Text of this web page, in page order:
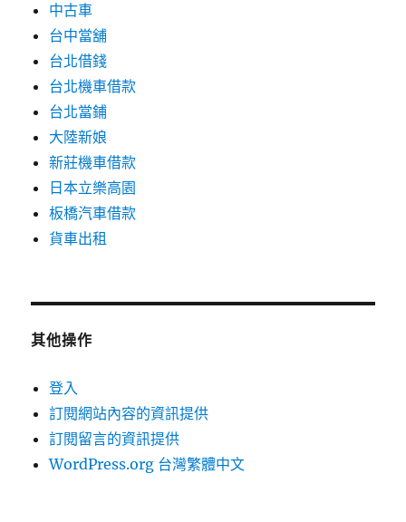
中古車
台中當舖
台北借錢
台北機車借款
台北當鋪
大陸新娘
新莊機車借款
日本立樂高園
板橋汽車借款
貨車出租
其他操作
登入
訂閱網站內容的資訊提供
訂閱留言的資訊提供
WordPress.org 台灣繁體中文